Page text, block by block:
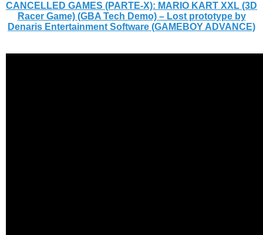
CANCELLED GAMES (PARTE-X): MARIO KART XXL (3D
Racer Game) (GBA Tech Demo) – Lost prototype by
Denaris Entertainment Software (GAMEBOY ADVANCE)